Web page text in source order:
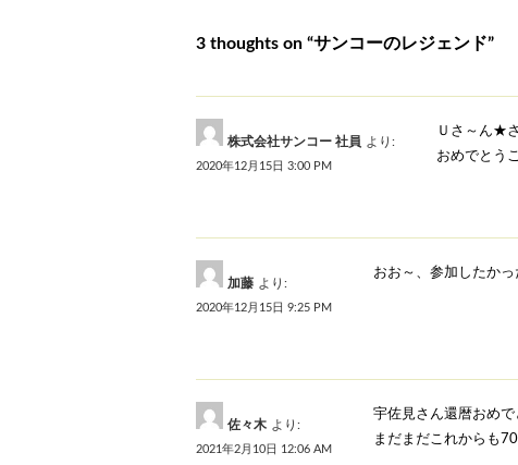
3 thoughts on “サンコーのレジェンド”
株式会社サンコー 社員 より:
2020年12月15日 3:00 PM
Ｕさ～ん★
おめでとう
加藤 より:
2020年12月15日 9:25 PM
おお～、参加したかっ
佐々木 より:
2021年2月10日 12:06 AM
宇佐見さん還暦おめ
まだまだこれからも